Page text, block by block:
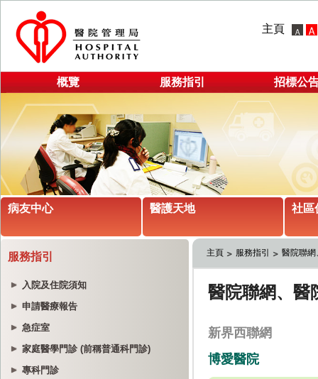
主頁
概覽 服務指引 招標公
病友中心 醫護天地 社區
服務指引
入院及住院須知
申請醫療報告
急症室
家庭醫學門診 (前稱普通科門診)
專科門診
主頁 服務指引 醫院聯網